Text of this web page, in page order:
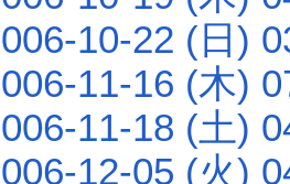
10-22 (日)
11-16 (木)
11-18 (土)
12-05 (火)